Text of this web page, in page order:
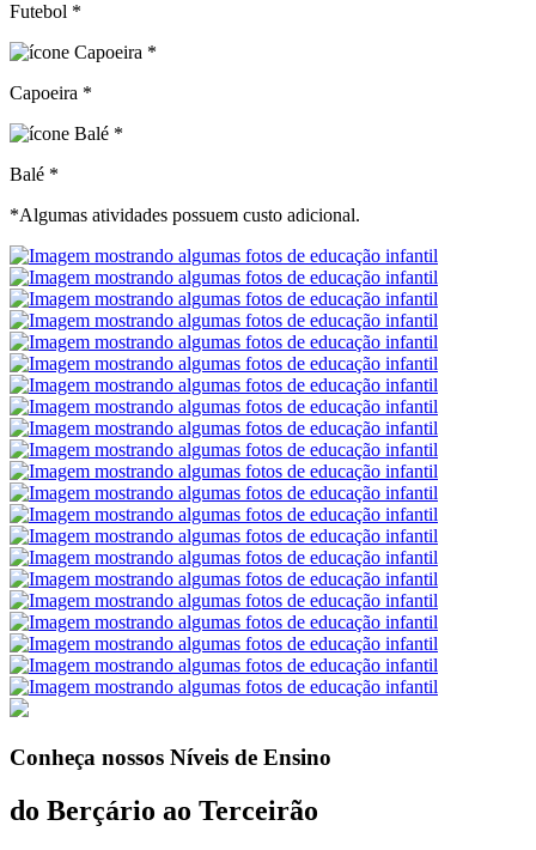
Futebol *
Capoeira *
Balé *
*Algumas atividades possuem custo adicional.
Conheça nossos Níveis de Ensino
do Berçário ao Terceirão